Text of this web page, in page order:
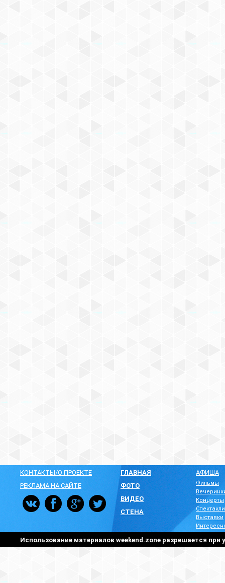
КОНТАКТЫ/О ПРОЕКТЕ
РЕКЛАМА НА САЙТЕ
ГЛАВНАЯ
ФОТО
ВИДЕО
СТЕНА
АФИША
Фильмы
Концерты
Спектакли
Выставки
Использование материалов weekend.zone разрешается